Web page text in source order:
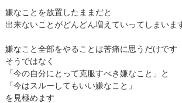
嫌なことを放置したままだと
出来ないことがどんどん増えていってしまいま
嫌なこと全部をやることは苦痛に思うだけです
そうではなく
「今の自分にとって克服すべき嫌なこと」と
「今はスルーしてもいい嫌なこと」
を見極めます